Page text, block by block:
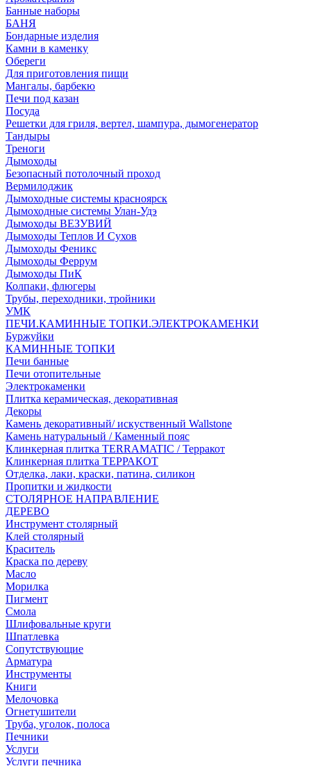
Банные наборы
БАНЯ
Бондарные изделия
Камни в каменку
Обереги
Для приготовления пищи
Мангалы, барбекю
Печи под казан
Посуда
Решетки для гриля, вертел, шампура, дымогенератор
Тандыры
Треноги
Дымоходы
Безопасный потолочный проход
Вермилоджик
Дымоходные системы красноярск
Дымоходные системы Улан-Удэ
Дымоходы ВЕЗУВИЙ
Дымоходы Теплов И Сухов
Дымоходы Феникс
Дымоходы Феррум
Дымоходы ПиК
Колпаки, флюгеры
Трубы, переходники, тройники
УМК
ПЕЧИ.КАМИННЫЕ ТОПКИ.ЭЛЕКТРОКАМЕНКИ
Буржуйки
КАМИННЫЕ ТОПКИ
Печи банные
Печи отопительные
Электрокаменки
Плитка керамическая, декоративная
Декоры
Камень декоративный/ искуственный Wallstone
Камень натуральный / Каменный пояс
Клинкерная плитка TERRAMATIC / Терракот
Клинкерная плитка ТЕРРАКОТ
Отделка, лаки, краски, патина, силикон
Пропитки и жидкости
СТОЛЯРНОЕ НАПРАВЛЕНИЕ
ДЕРЕВО
Инструмент столярный
Клей столярный
Краситель
Краска по дереву
Масло
Морилка
Пигмент
Смола
Шлифовальные круги
Шпатлевка
Сопутствующие
Арматура
Инструменты
Книги
Мелочовка
Огнетушители
Труба, уголок, полоса
Печники
Услуги
Услуги печника